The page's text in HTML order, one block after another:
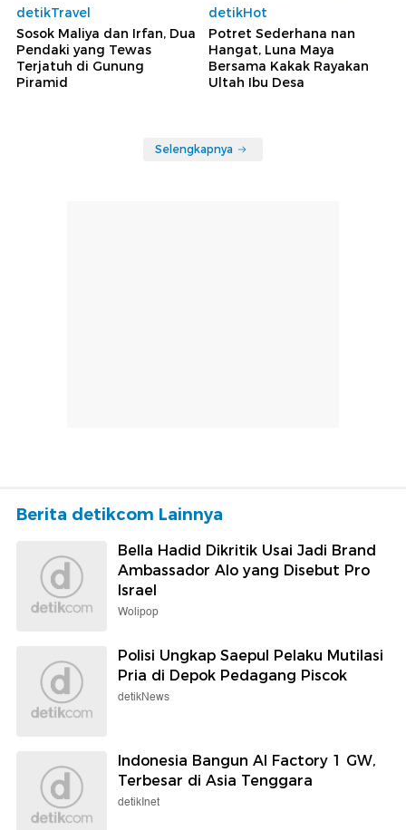
detikTravel
Sosok Maliya dan Irfan, Dua
Pendaki yang Tewas
Terjatuh di Gunung
Piramid
detikHot
Potret Sederhana nan
Hangat, Luna Maya
Bersama Kakak Rayakan
Ultah Ibu Desa
Selengkapnya
Berita detikcom Lainnya
Bella Hadid Dikritik Usai Jadi Brand
Ambassador Alo yang Disebut Pro
Israel
Wolipop
Polisi Ungkap Saepul Pelaku Mutilasi
Pria di Depok Pedagang Piscok
detikNews
Indonesia Bangun AI Factory 1 GW,
Terbesar di Asia Tenggara
detikInet